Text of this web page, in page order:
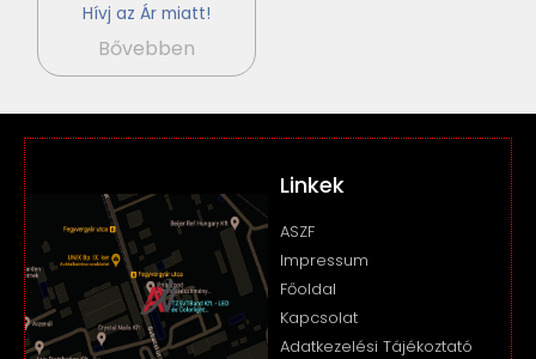
Hívj az Ár miatt!
Bővebben
Linkek
ASZF
Impressum
Főoldal
Kapcsolat
Adatkezelési Tájékoztató